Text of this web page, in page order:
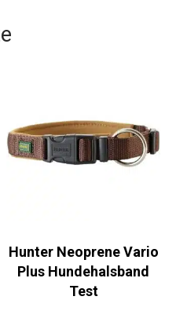
Hunter Neoprene Vario
Plus Hundehalsband
Test